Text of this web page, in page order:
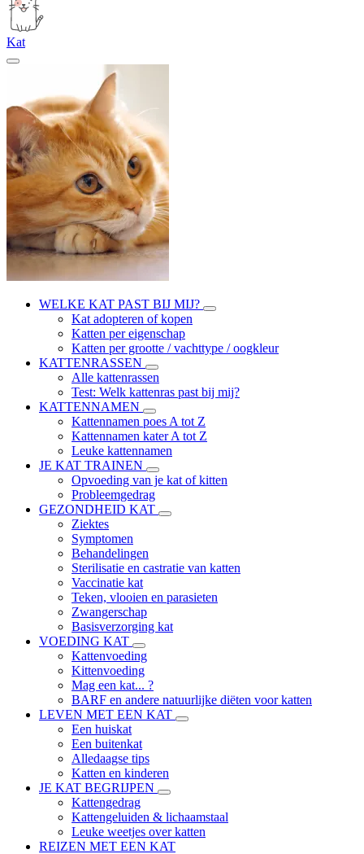
Kat
WELKE KAT PAST BIJ MIJ?
Kat adopteren of kopen
Katten per eigenschap
Katten per grootte / vachttype / oogkleur
KATTENRASSEN
Alle kattenrassen
Test: Welk kattenras past bij mij?
KATTENNAMEN
Kattennamen poes A tot Z
Kattennamen kater A tot Z
Leuke kattennamen
JE KAT TRAINEN
Opvoeding van je kat of kitten
Probleemgedrag
GEZONDHEID KAT
Ziektes
Symptomen
Behandelingen
Sterilisatie en castratie van katten
Vaccinatie kat
Teken, vlooien en parasieten
Zwangerschap
Basisverzorging kat
VOEDING KAT
Kattenvoeding
Kittenvoeding
Mag een kat... ?
BARF en andere natuurlijke diëten voor katten
LEVEN MET EEN KAT
Een huiskat
Een buitenkat
Alledaagse tips
Katten en kinderen
JE KAT BEGRIJPEN
Kattengedrag
Kattengeluiden & lichaamstaal
Leuke weetjes over katten
REIZEN MET EEN KAT